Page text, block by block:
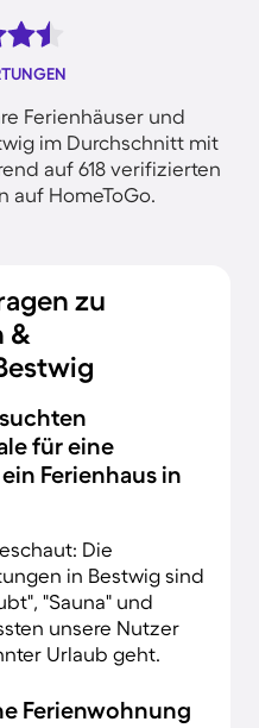
Ferienhäuser und
im Durchschnitt mit
auf 618 verifizierten
auf HomeToGo.
zu
&
für eine
Ferienhaus in
Die
in Bestwig sind
"Sauna" und
unsere Nutzer
Urlaub geht.
Ferienwohnung